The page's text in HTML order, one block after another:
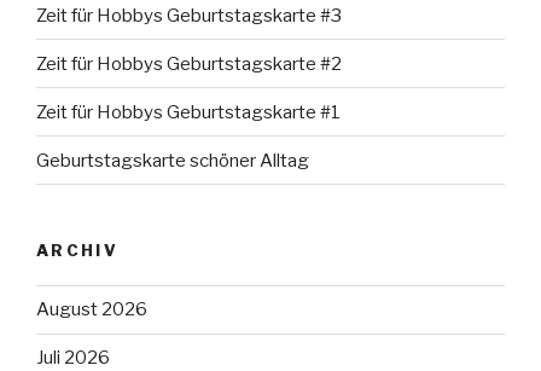
Zeit für Hobbys Geburtstagskarte #3
Zeit für Hobbys Geburtstagskarte #2
Zeit für Hobbys Geburtstagskarte #1
Geburtstagskarte schöner Alltag
ARCHIV
August 2026
Juli 2026